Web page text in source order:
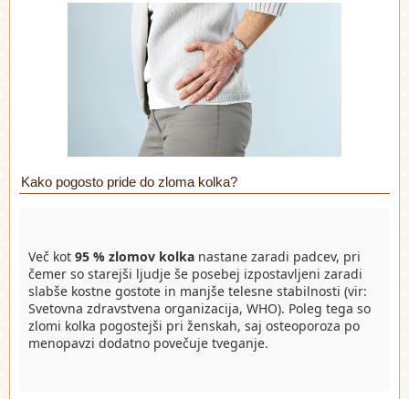
Kako pogosto pride do zloma kolka?
Več kot 95 % zlomov kolka nastane zaradi padcev, pri
čemer so starejši ljudje še posebej izpostavljeni zaradi
slabše kostne gostote in manjše telesne stabilnosti (vir:
Svetovna zdravstvena organizacija, WHO). Poleg tega so
zlomi kolka pogostejši pri ženskah, saj osteoporoza po
menopavzi dodatno povečuje tveganje.